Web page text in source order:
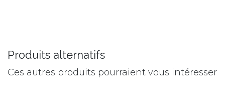
Produits alternatifs
Ces autres produits pourraient vous intéresser